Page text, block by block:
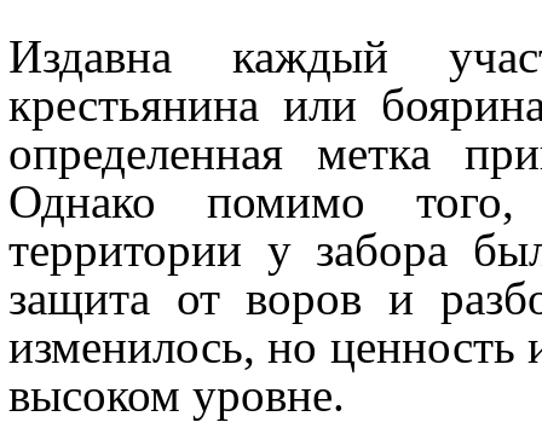
Издавна каждый
крестьянина или
определенная метка
Однако помимо
территории у забора
защита от воров и
изменилось, но ценность
высоком уровне.